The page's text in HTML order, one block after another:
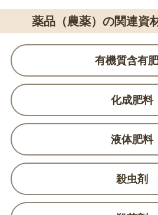
薬品（農薬）の関連資
有機質含有
化成肥料
液体肥料
殺虫剤